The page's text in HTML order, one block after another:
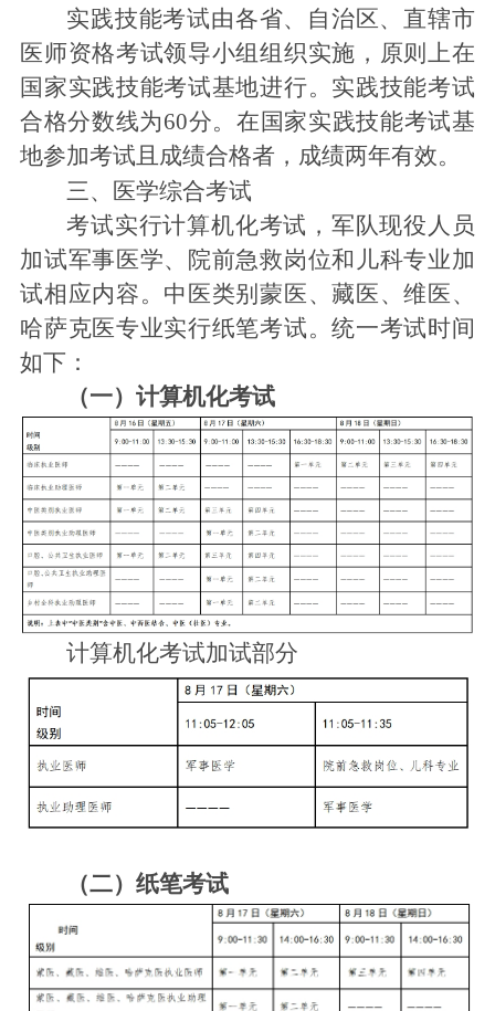
实践技能考试由各省、自治区、直辖市
医师资格考试领导小组组织实施，原则上在
国家实践技能考试基地进行。实践技能考试
合格分数线为60分。在国家实践技能考试基
地参加考试且成绩合格者，成绩两年有效。
三、医学综合考试
考试实行计算机化考试，军队现役人员
加试军事医学、院前急救岗位和儿科专业加
试相应内容。中医类别蒙医、藏医、维医、
哈萨克医专业实行纸笔考试。统一考试时间
如下：
（一）计算机化考试
计算机化考试加试部分
（二）纸笔考试